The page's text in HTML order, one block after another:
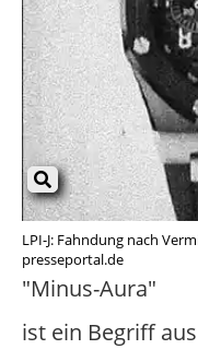
LPI-J: Fahndung nach
presseportal.de
"Minus-Aura"
ist ein Begriff